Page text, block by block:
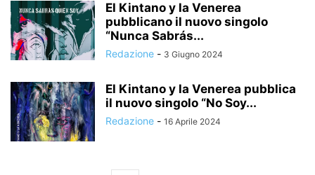
El Kintano y la Venerea
pubblicano il nuovo singolo
“Nunca Sabrás...
Redazione - 3 Giugno 2024
El Kintano y la Venerea pubblica
il nuovo singolo “No Soy...
Redazione - 16 Aprile 2024